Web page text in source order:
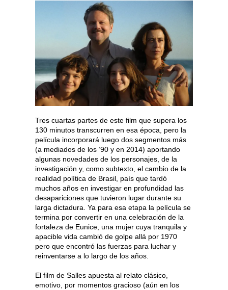
Tres cuartas partes de este film que supera los
130 minutos transcurren en esa época, pero la
película incorporará luego dos segmentos más
(a mediados de los ’90 y en 2014) aportando
algunas novedades de los personajes, de la
investigación y, como subtexto, el cambio de la
realidad política de Brasil, país que tardó
muchos años en investigar en profundidad las
desapariciones que tuvieron lugar durante su
larga dictadura. Ya para esa etapa la película se
termina por convertir en una celebración de la
fortaleza de Eunice, una mujer cuya tranquila y
apacible vida cambió de golpe allá por 1970
pero que encontró las fuerzas para luchar y
reinventarse a lo largo de los años.
El film de Salles apuesta al relato clásico,
emotivo, por momentos gracioso (aún en los